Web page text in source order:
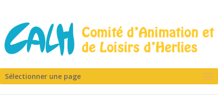
Sélectionner une page